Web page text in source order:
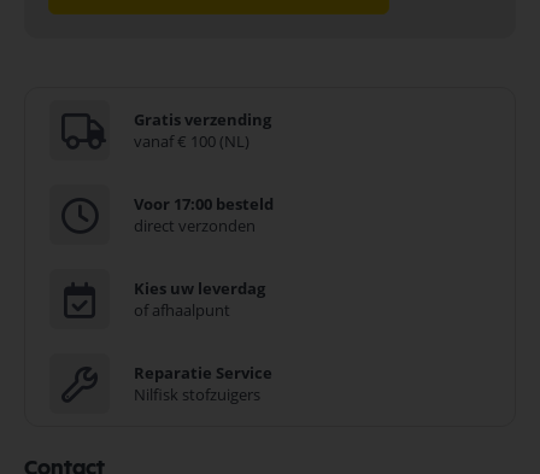
Gratis verzending
vanaf € 100 (NL)
Voor 17:00 besteld
direct verzonden
Kies uw leverdag
of afhaalpunt
Reparatie Service
Nilfisk stofzuigers
Contact